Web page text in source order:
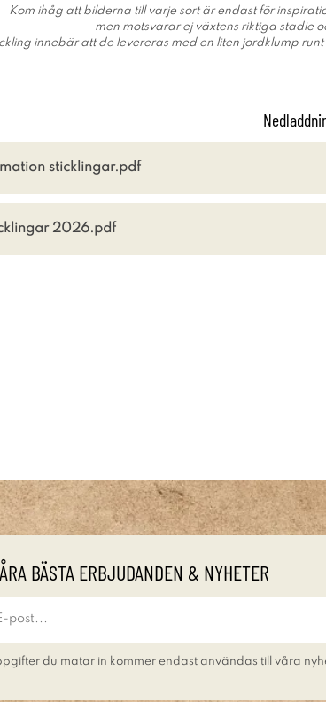
Kom ihåg att bilderna till varje sort är endast för
men motsvarar ej växtens riktiga stadie
innebär att de levereras med en liten jordklump
sticklingar.pdf
2026.pdf
BÄSTA ERBJUDANDEN & NYHETER
du matar in kommer endast användas till våra